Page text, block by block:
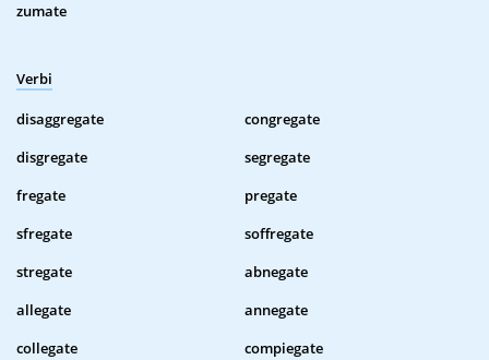
zumate
Verbi
disaggregate
congregate
disgregate
segregate
fregate
pregate
sfregate
soffregate
stregate
abnegate
allegate
annegate
collegate
compiegate